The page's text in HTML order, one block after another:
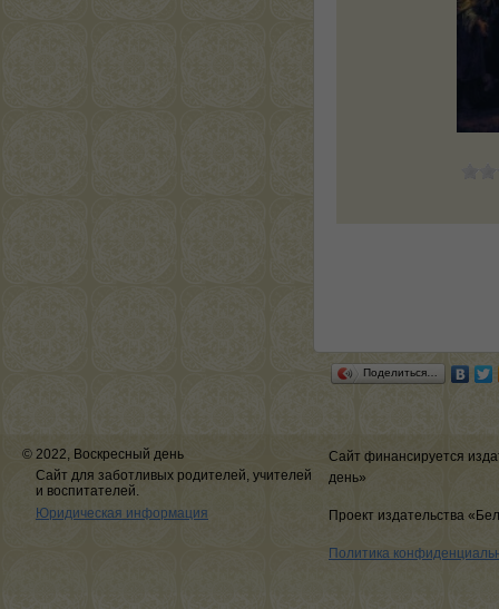
Поделиться…
© 2022, Воскресный день
Сайт для заботливых родителей, учителей
и воспитателей.
Юридическая информация
Сайт финансируется
день»
Проект издательства
Политика